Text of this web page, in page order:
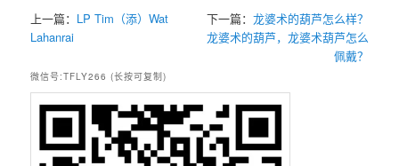
上一篇： LP Tim（添）Wat
Lahanrai
下一篇： 龙婆术的葫芦怎么样？
龙婆术的葫芦，龙婆术葫芦怎么
佩戴？
微信号:TFLY266 (长按可复制)